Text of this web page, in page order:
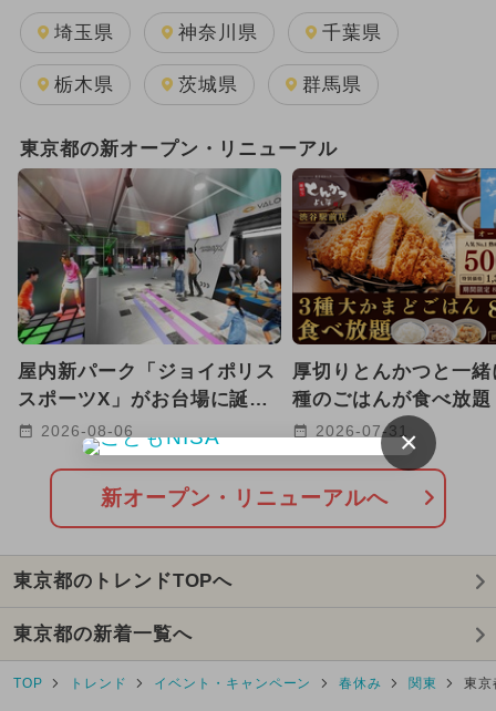
2025年12月のイベント
2025年11月のイベント
2024年3月のイベント
2026年8月のイベント ワークショップ
2026年7月のイベント クリスマス
2024年4月のイベント
2024年7月のイベント
2024年5月のイベント
2024年11月のイベント
2026年2月のイベント
2024年12月のイベント
2025年10月のイベント
2025年3月のイベント
埼玉県 神奈川県 千葉県
栃木県 茨城県 群馬県
東京都の新オープン・リニューアル
屋内新パーク「ジョイポリス
スポーツX」がお台場に誕
生！ ARやトランポリンで
2026-08-06
厚切りとんかつと一緒
種のごはんが食べ放題
駅前に老舗店が都心初
2026-07-31
新オープン・リニューアルへ
東京都のトレンドTOPへ
東京都の新着一覧へ
TOP トレンド イベント・キャンペーン 春休み 関東 東京
×